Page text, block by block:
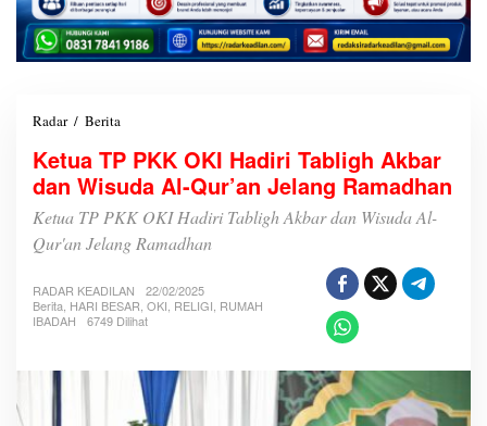
Radar / Berita
t
u
a
T
P
P
K
O
Ketua TP PKK OKI Hadiri Tabligh Akbar
dan Wisuda Al-Qur’an Jelang Ramadhan
Ketua TP PKK OKI Hadiri Tabligh Akbar dan Wisuda Al-
Qur'an Jelang Ramadhan
RADAR KEADILAN
22/02/2025
Berita, HARI BESAR, OKI, RELIGI, RUMAH
IBADAH
6749 Dilihat